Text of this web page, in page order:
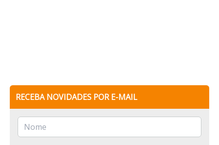
RECEBA NOVIDADES POR E-MAIL